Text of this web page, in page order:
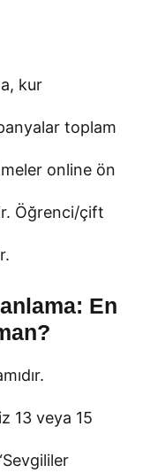
kur
toplam
online ön
Öğrenci/çift
En
13 veya 15